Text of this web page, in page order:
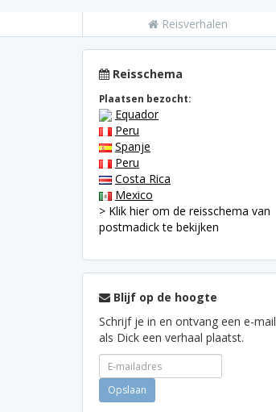
Reisverhalen
Reisschema
Plaatsen bezocht:
Equador
Peru
Spanje
Peru
Costa Rica
Mexico
> Klik hier om de reisschema van
postmadick te bekijken
Blijf op de hoogte
Schrijf je in en ontvang een e-mail
als Dick een verhaal plaatst.